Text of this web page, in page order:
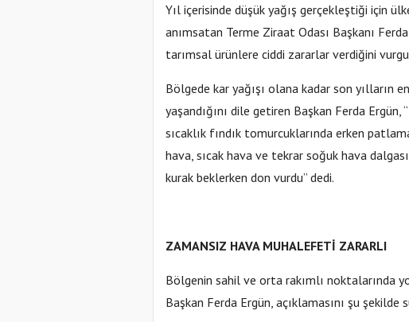
Yıl içerisinde düşük yağış gerçekleştiği için
anımsatan Terme Ziraat Odası Başkanı
tarımsal ürünlere ciddi zararlar verdiğini
Bölgede kar yağışı olana kadar son yılların
yaşandığını dile getiren Başkan Ferda
sıcaklık fındık tomurcuklarında erken
hava, sıcak hava ve tekrar soğuk hava
kurak beklerken don vurdu” dedi.
ZAMANSIZ HAVA MUHALEFETİ ZARARLI
Bölgenin sahil ve orta rakımlı noktalarında
Başkan Ferda Ergün, açıklamasını şu şekilde